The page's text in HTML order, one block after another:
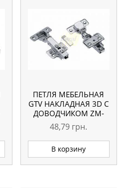
ПЕТЛЯ МЕБЕЛЬНАЯ
GTV НАКЛАДНАЯ 3D С
ДОВОДЧИКОМ ZM-
DCHC09-3DBEO
48,79 грн.
В корзину